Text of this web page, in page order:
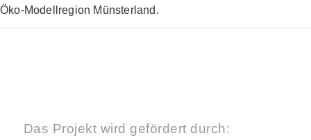
Öko-Modellregion Münsterland.
Das Projekt wird gefördert durch: